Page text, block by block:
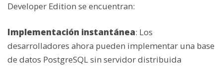
Developer Edition se encuentran:
Implementación instantánea: Los
desarrolladores ahora pueden implementar una base
de datos PostgreSQL sin servidor distribuida